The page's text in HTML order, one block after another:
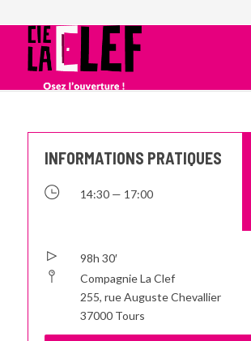
INFORMATIONS PRATIQUES
14:30 — 17:00
98h 30′
Compagnie La Clef
255, rue Auguste Chevallier
37000 Tours